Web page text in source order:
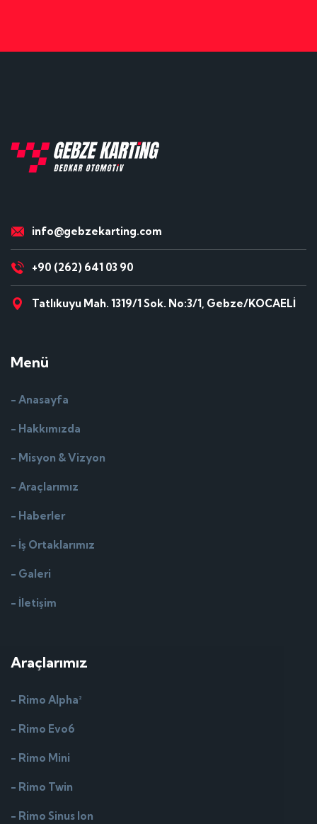
info@gebzekarting.com
+90 (262) 641 03 90
Tatlıkuyu Mah. 1319/1 Sok. No:3/1, Gebze/KOCAELİ
Menü
- Anasayfa
- Hakkımızda
- Misyon & Vizyon
- Araçlarımız
- Haberler
- İş Ortaklarımız
- Galeri
- İletişim
Araçlarımız
- Rimo Alpha²
- Rimo Evo6
- Rimo Mini
- Rimo Twin
- Rimo Sinus Ion